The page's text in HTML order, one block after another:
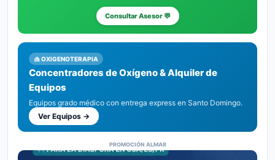
Consultar Asesor 💬
🫁 OXIGENOTERAPIA
Concentradores de Oxígeno & Alquiler de
Equipos
Equipos grado médico con entrega express en Santo Domingo.
Ver Equipos →
PROMOCIÓN ALMAR